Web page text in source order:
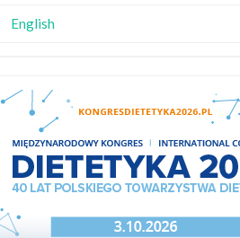
English